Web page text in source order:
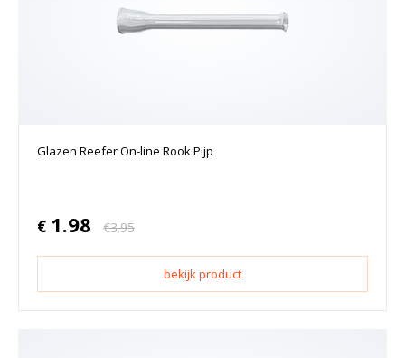
Glazen Reefer On-line Rook Pijp
€ 1.98 €3.95
bekijk product